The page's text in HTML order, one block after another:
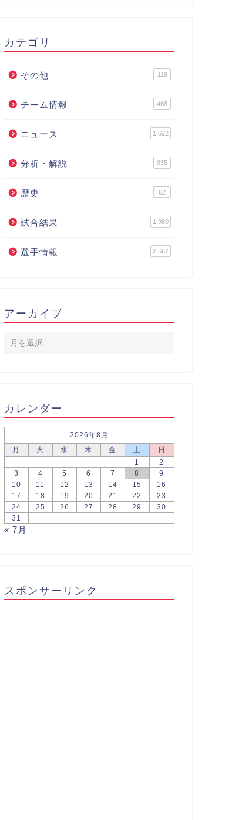
カテゴリ
その他 119
チーム情報 466
ニュース 1,622
分析・解説 935
歴史 62
試合結果 1,980
選手情報 2,667
アーカイブ
カレンダー
2026年8月
月
火 水 木 金 土
日
1
2
3
4 5 6 7 8
9
10
11 12 13 14 15
16
17
18 19 20 21 22
23
24
25 26 27 28 29
30
31
« 7月
スポンサーリンク